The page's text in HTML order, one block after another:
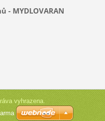
- MYDLOVARAN
vyhrazena.